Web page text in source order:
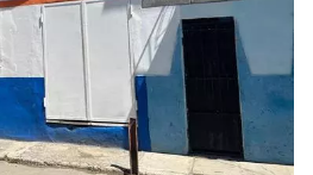
del lunes 27 de julio de 2026